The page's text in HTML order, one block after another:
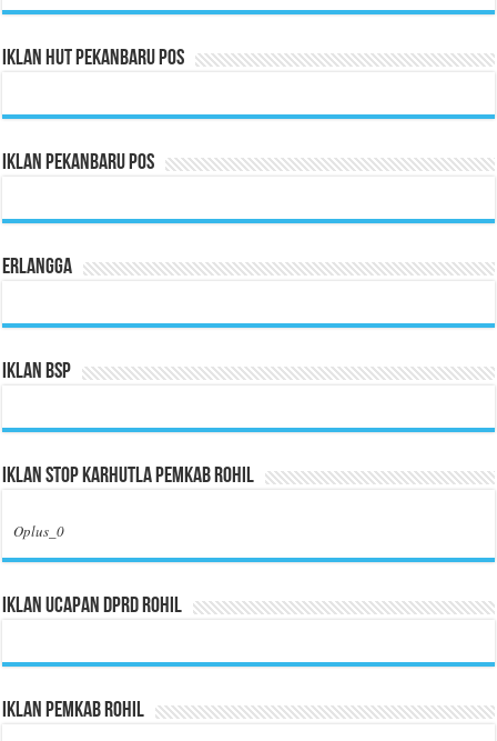
Iklan HUT Pekanbaru Pos
Iklan Pekanbaru Pos
Erlangga
Iklan BSP
Iklan Stop Karhutla Pemkab Rohil
Oplus_0
Iklan Ucapan DPRD Rohil
Iklan Pemkab Rohil